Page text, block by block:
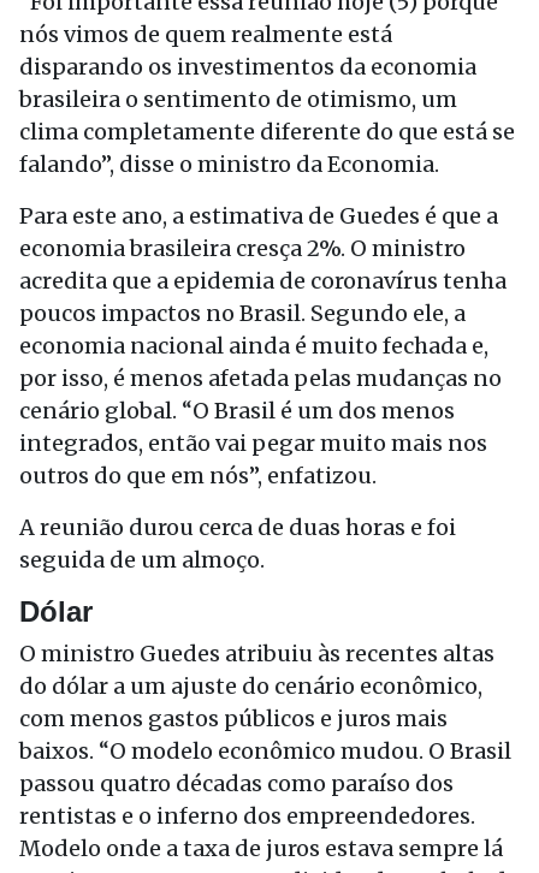
nós vimos de quem realmente está
disparando os investimentos da economia
brasileira o sentimento de otimismo, um
clima completamente diferente do que está se
falando”, disse o ministro da Economia.
Para este ano, a estimativa de Guedes é que a
economia brasileira cresça 2%. O ministro
acredita que a epidemia de coronavírus tenha
poucos impactos no Brasil. Segundo ele, a
economia nacional ainda é muito fechada e,
por isso, é menos afetada pelas mudanças no
cenário global. “O Brasil é um dos menos
integrados, então vai pegar muito mais nos
outros do que em nós”, enfatizou.
A reunião durou cerca de duas horas e foi
seguida de um almoço.
Dólar
O ministro Guedes atribuiu às recentes altas
do dólar a um ajuste do cenário econômico,
com menos gastos públicos e juros mais
baixos. “O modelo econômico mudou. O Brasil
passou quatro décadas como paraíso dos
rentistas e o inferno dos empreendedores.
Modelo onde a taxa de juros estava sempre lá